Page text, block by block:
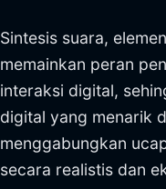
Sintesis suara,
memainkan peran
interaksi digital,
digital yang menarik
menggabungkan
secara realistis dan